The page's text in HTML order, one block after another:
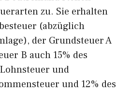
zu. Sie erhalten
(abzüglich
der Grundsteuer A
B auch 15% des
und
und 12% des